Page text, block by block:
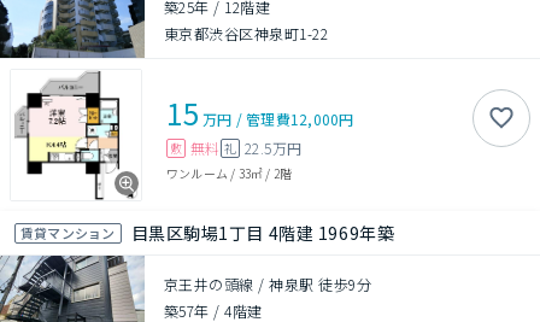
築25年 / 12階建
東京都渋谷区神泉町1-22
15 万円 /管理費12,000円
敷 無料 礼 22.5万円
ワンルーム / 33㎡ / 2階
賃貸マンション 目黒区駒場1丁目 4階建 1969年築
京王井の頭線 / 神泉駅 徒歩9分
築57年 /4階建